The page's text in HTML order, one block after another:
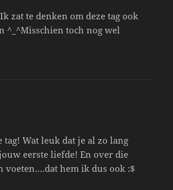
zat te denken om deze tag ook
^_^Misschien toch nog wel
tag! Wat leuk dat je al zo lang
eerste liefde! En over die
voeten….dat hem ik dus ook :$